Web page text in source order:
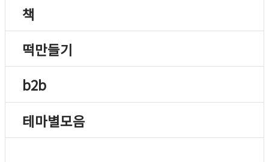
책
떡만들기
b2b
테마별모음